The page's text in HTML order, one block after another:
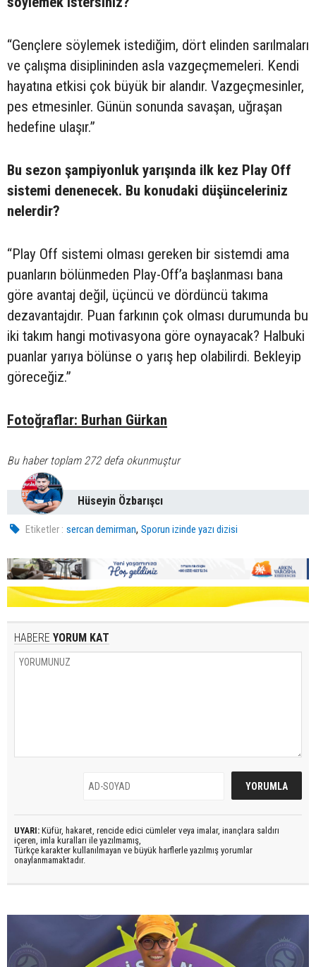
“Gençlere söylemek istediğim, dört elinden sarılmaları
ve çalışma disiplininden asla vazgeçmemeleri. Kendi
hayatına etkisi çok büyük bir alandır. Vazgeçmesinler,
pes etmesinler. Günün sonunda savaşan, uğraşan
hedefine ulaşır.”
Bu sezon şampiyonluk yarışında ilk kez Play Off
sistemi denenecek. Bu konudaki düşünceleriniz
nelerdir?
“Play Off sistemi olması gereken bir sistemdi ama
puanların bölünmeden Play-Off’a başlanması bana
göre avantaj değil, üçüncü ve dördüncü takıma
dezavantajdır. Puan farkının çok olması durumunda bu
iki takım hangi motivasyona göre oynayacak? Halbuki
puanlar yarıya bölünse o yarış hep olabilirdi. Bekleyip
göreceğiz.”
Fotoğraflar: Burhan Gürkan
Bu haber toplam 272 defa okunmuştur
Hüseyin Özbarışcı
Etiketler : sercan demirman,Sporun izinde yazı dizisi
HABERE YORUM KAT
UYARI: Küfür, hakaret, rencide edici cümleler veya imalar, inançlara saldırı
içeren, imla kuralları ile yazılmamış,
Türkçe karakter kullanılmayan ve büyük harflerle yazılmış yorumlar
onaylanmamaktadır.